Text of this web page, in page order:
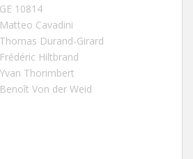
GE 10814
Matteo Cavadini
Thomas Durand-Girard
Frédéric Hiltbrand
Yvan Thorimbert
Benoît Von der Weid